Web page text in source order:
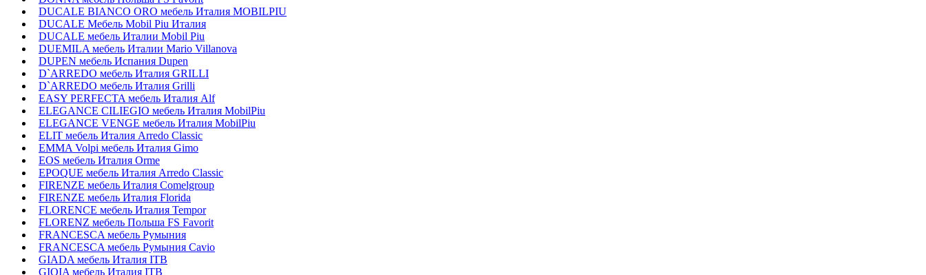
DUCALE BIANCO ORO мебель Италия MOBILPIU
DUCALE Мебель Mobil Piu Италия
DUCALE мебель Италии Mobil Piu
DUEMILA мебель Италии Mario Villanova
DUPEN мебель Испания Dupen
D`ARREDO мебель Италия GRILLI
D`ARREDO мебель Италия Grilli
EASY PERFECTA мебель Италия Alf
ELEGANCE CILIEGIO мебель Италия MobilPiu
ELEGANCE VENGE мебель Италия MobilPiu
ELIT мебель Италия Arredo Classic
EMMA Volpi мебель Италия Gimo
EOS мебель Италия Orme
EPOQUE мебель Италия Arredo Classic
FIRENZE мебель Италия Comelgroup
FIRENZE мебель Италия Florida
FLORENCE мебель Италия Tempor
FLORENZ мебель Польша FS Favorit
FRANCESCA мебель Румыния
FRANCESCA мебель Румыния Cavio
GIADA мебель Италия ITB
GIOIA мебель Италия ITB